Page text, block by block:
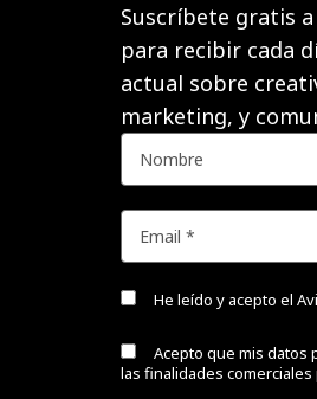
Suscríbete gratis
para recibir cada
actual sobre
marketing, y
He leído y acepto el
Acepto que mis datos
las finalidades